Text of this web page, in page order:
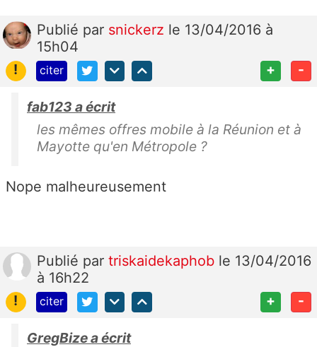
Publié par snickerz le 13/04/2016 à
15h04
!
citer + -
fab123 a écrit
les mêmes offres mobile à la Réunion et à
Mayotte qu'en Métropole ?
Nope malheureusement
Publié par triskaidekaphob le 13/04/2016
à 16h22
!
citer + -
GregBize a écrit